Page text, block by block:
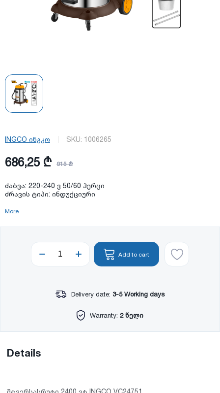
INGCO ინგკო SKU: 1006265
686,25 ₾ 915 ₾
ძაბვა: 220-240 ვ 50/60 ჰერცი
ძრავის ტიპი: ინდუქციური
More
Add to cart
Delivery date: 3-5 Working days
Warranty: 2 წელი
Details